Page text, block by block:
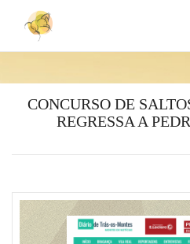
CONCURSO DE
REGRESSA A